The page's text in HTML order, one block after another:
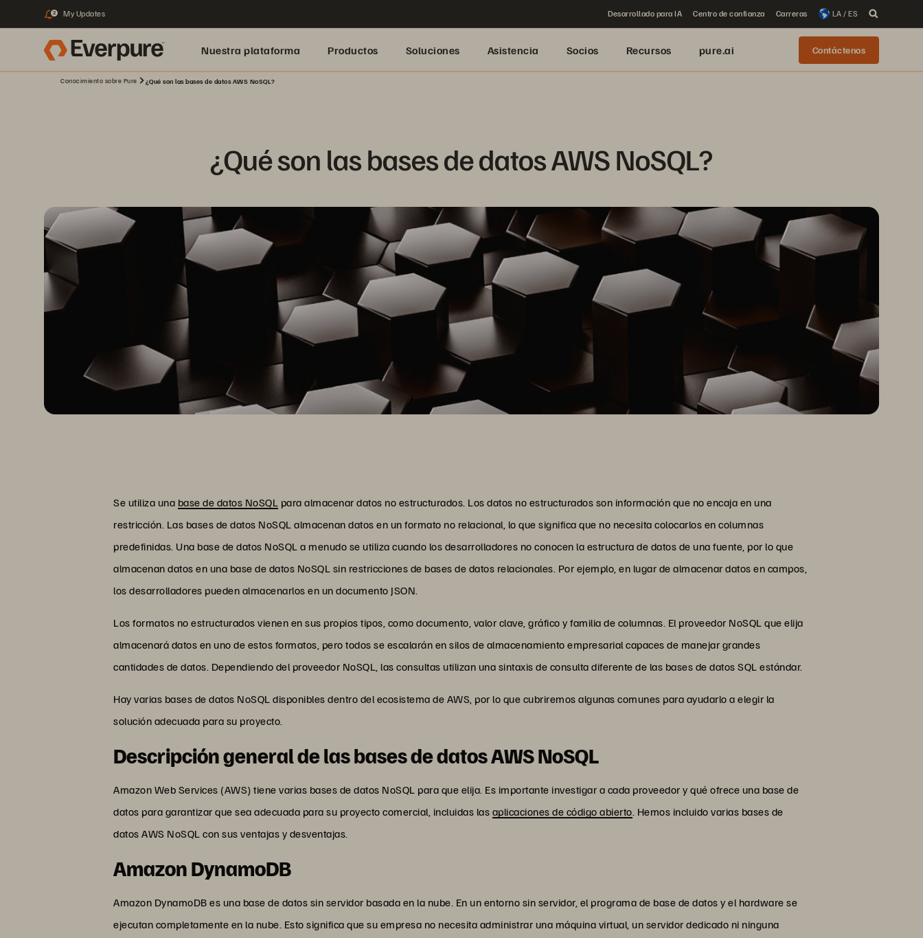
2 My Updates Desarrollado para IA Centro de confianza Carreras LA / ES
Nuestra plataforma Productos Soluciones Asistencia Socios Recursos pure.ai Contáctenos
Conocimiento sobre Pure ¿Qué son las bases de datos AWS NoSQL?
¿Qué son las bases de datos AWS NoSQL?
Se utiliza una base de datos NoSQL para almacenar datos no estructurados. Los datos no estructurados son información que no encaja en una
restricción. Las bases de datos NoSQL almacenan datos en un formato no relacional, lo que significa que no necesita colocarlos en columnas
predefinidas. Una base de datos NoSQL a menudo se utiliza cuando los desarrolladores no conocen la estructura de datos de una fuente, por lo que
almacenan datos en una base de datos NoSQL sin restricciones de bases de datos relacionales. Por ejemplo, en lugar de almacenar datos en campos,
los desarrolladores pueden almacenarlos en un documento JSON.
Los formatos no estructurados vienen en sus propios tipos, como documento, valor clave, gráfico y familia de columnas. El proveedor NoSQL que elija
almacenará datos en uno de estos formatos, pero todos se escalarán en silos de almacenamiento empresarial capaces de manejar grandes
cantidades de datos. Dependiendo del proveedor NoSQL, las consultas utilizan una sintaxis de consulta diferente de las bases de datos SQL estándar.
Hay varias bases de datos NoSQL disponibles dentro del ecosistema de AWS, por lo que cubriremos algunas comunes para ayudarlo a elegir la
solución adecuada para su proyecto.
Descripción general de las bases de datos AWS NoSQL
Amazon Web Services (AWS) tiene varias bases de datos NoSQL para que elija. Es importante investigar a cada proveedor y qué ofrece una base de
datos para garantizar que sea adecuada para su proyecto comercial, incluidas las aplicaciones de código abierto. Hemos incluido varias bases de
datos AWS NoSQL con sus ventajas y desventajas.
Amazon DynamoDB
Amazon DynamoDB es una base de datos sin servidor basada en la nube. En un entorno sin servidor, el programa de base de datos y el hardware se
ejecutan completamente en la nube. Esto significa que su empresa no necesita administrar una máquina virtual, un servidor dedicado ni ninguna